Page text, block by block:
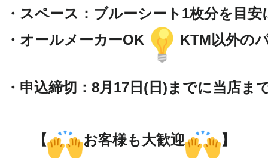
・スペース：ブルーシート1枚分を目
・オールメーカーOK
KTM以外の
・申込締切：8月17日(日)までに当店ま
【 お客様も大歓迎 】